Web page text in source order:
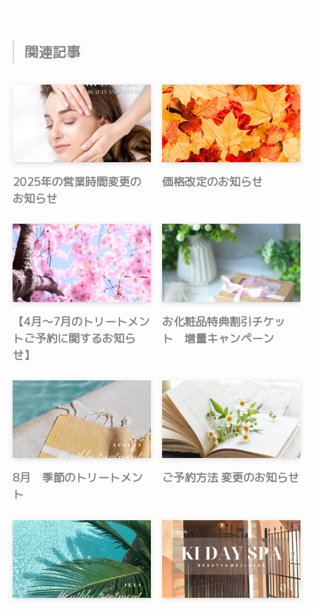
関連記事
2025年の営業時間変更の
お知らせ
価格改定のお知らせ
【4月〜7月のトリートメン
トご予約に関するお知ら
せ】
お化粧品特典割引チケッ
ト 増量キャンペーン
8月 季節のトリートメン
ト
ご予約方法 変更のお知らせ